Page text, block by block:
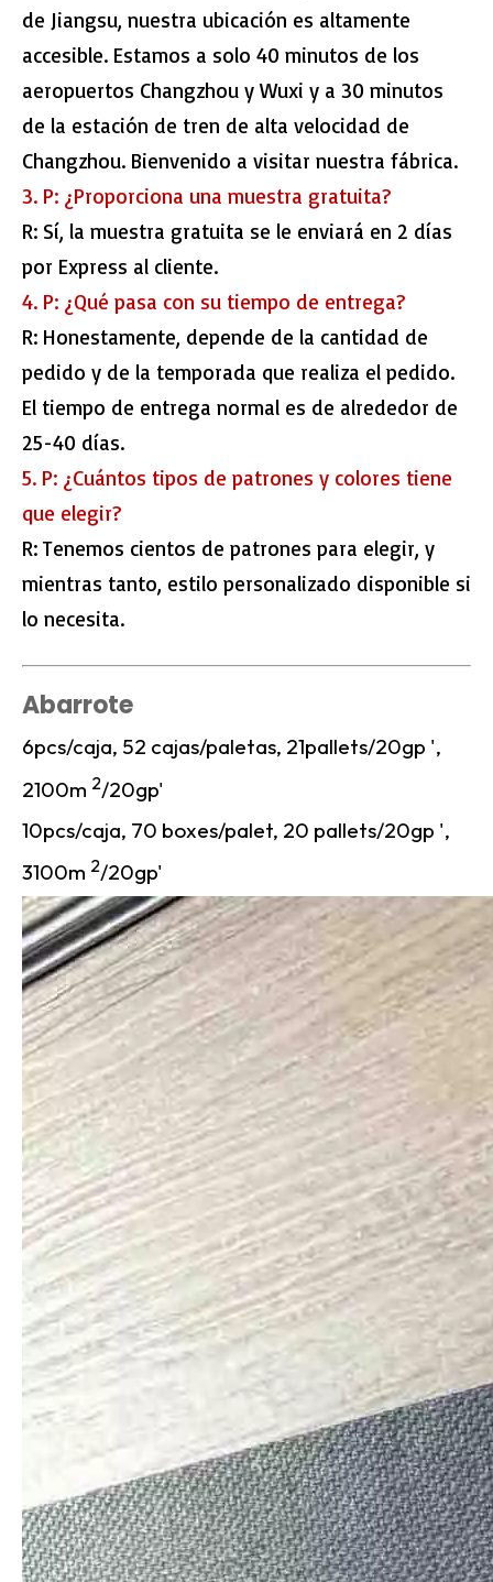
de Jiangsu, nuestra ubicación es altamente
accesible. Estamos a solo 40 minutos de los
aeropuertos Changzhou y Wuxi y a 30 minutos
de la estación de tren de alta velocidad de
Changzhou. Bienvenido a visitar nuestra fábrica.
3. P: ¿Proporciona una muestra gratuita?
R: Sí, la muestra gratuita se le enviará en 2 días
por Express al cliente.
4. P: ¿Qué pasa con su tiempo de entrega?
R: Honestamente, depende de la cantidad de
pedido y de la temporada que realiza el pedido.
El tiempo de entrega normal es de alrededor de
25-40 días.
5. P: ¿Cuántos tipos de patrones y colores tiene
que elegir?
R: Tenemos cientos de patrones para elegir, y
mientras tanto, estilo personalizado disponible si
lo necesita.
Abarrote
6pcs/caja, 52 cajas/paletas, 21pallets/20gp ',
2100m 2/20gp'
10pcs/caja, 70 boxes/palet, 20 pallets/20gp ',
3100m 2/20gp'